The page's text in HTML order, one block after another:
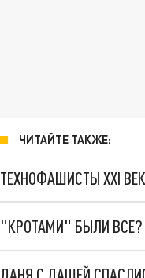
ЧИТАЙТЕ ТАКЖЕ:
ТЕХНОФАШИСТЫ XXI
"КРОТАМИ" БЫЛИ ВСЕ?